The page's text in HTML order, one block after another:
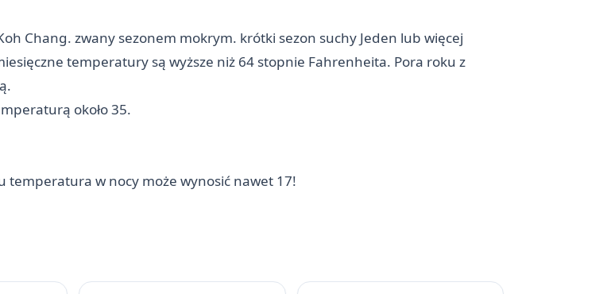
Chang. zwany sezonem mokrym. krótki sezon suchy Jeden lub więcej
temperatury są wyższe niż 64 stopnie Fahrenheita. Pora roku z
około 35.
temperatura w nocy może wynosić nawet 17!